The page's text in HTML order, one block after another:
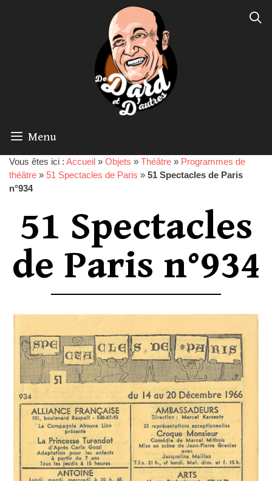
Menu
Vous êtes ici : Accueil » Objets » Théâtre » Programmes de
théâtre » 51 Spectacles de Paris » 51 Spectacles de Paris
n°934
51 Spectacles
de Paris n°934